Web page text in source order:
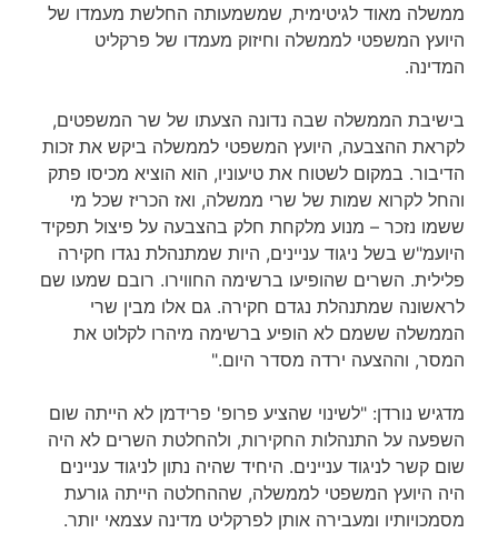
ממשלה מאוד לגיטימית, שמשמעותה החלשת מעמדו של
היועץ המשפטי לממשלה וחיזוק מעמדו של פרקליט
המדינה.
בישיבת הממשלה שבה נדונה הצעתו של שר המשפטים,
לקראת ההצבעה, היועץ המשפטי לממשלה ביקש את זכות
הדיבור. במקום לשטוח את טיעוניו, הוא הוציא מכיסו פתק
והחל לקרוא שמות של שרי ממשלה, ואז הכריז שכל מי
ששמו נזכר – מנוע מלקחת חלק בהצבעה על פיצול תפקיד
היועמ"ש בשל ניגוד עניינים, היות שמתנהלת נגדו חקירה
פלילית. השרים שהופיעו ברשימה החווירו. רובם שמעו שם
לראשונה שמתנהלת נגדם חקירה. גם אלו מבין שרי
הממשלה ששמם לא הופיע ברשימה מיהרו לקלוט את
המסר, וההצעה ירדה מסדר היום."
מדגיש נורדן: "לשינוי שהציע פרופ' פרידמן לא הייתה שום
השפעה על התנהלות החקירות, ולהחלטת השרים לא היה
שום קשר לניגוד עניינים. היחיד שהיה נתון לניגוד עניינים
היה היועץ המשפטי לממשלה, שההחלטה הייתה גורעת
מסמכויותיו ומעבירה אותן לפרקליט מדינה עצמאי יותר.